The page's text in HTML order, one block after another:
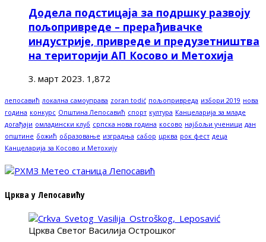
Додела подстицаја за подршку развоју
пољопривреде – прерађивачке
индустрије, привреде и предузетништва
на територији АП Косово и Метохија
3. март 2023. 1,872
лепосавић локална самоуправа zoran todić пољопривреда избори 2019 нова
година конкурс Општина Лепосавић спорт култура Канцеларија за младе
догађаји омладински клуб српска нова година косово најбољи ученици дан
општине божић образовање изградња сабор црква рок фест деца
Канцеларија за Косово и Метохију
Црква у Лепосавићу
Црква Светог Василија Острошког